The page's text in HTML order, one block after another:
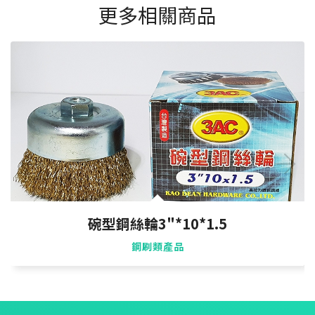
更多相關商品
碗型鋼絲輪3"*10*1.5
鋼刷類產品